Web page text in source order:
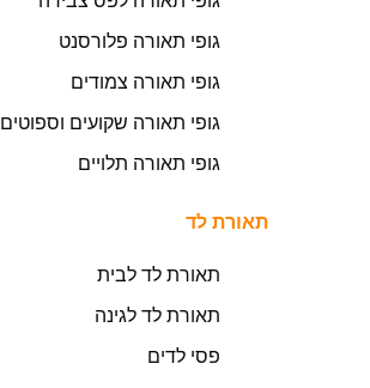
גופי תאורה פלורסנט
גופי תאורה צמודים
גופי תאורה שקועים וספוטים
גופי תאורה תלויים
תאורת לד
תאורת לד לבית
תאורת לד לגינה
פסי לדים